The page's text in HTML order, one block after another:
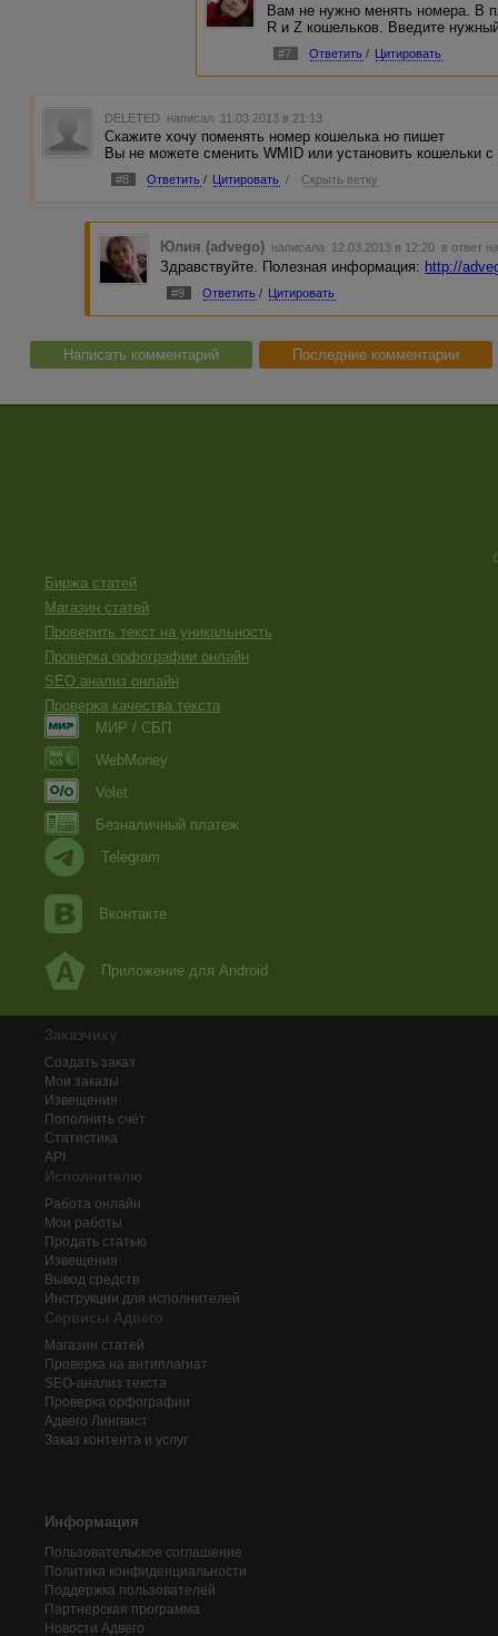
Вам не нужно менять номера. В
R и Z кошельков. Введите
#7 Ответить / Цитировать
DELETED написал 11.03.2013 в 21:13
Скажите хочу поменять номер кошелька но пишет
Вы не можете сменить WMID или установить кошельки с
#8 Ответить / Цитировать / Скрыть ветку
Юлия (advego) написала 12.03.2013 в 12:20 в ответ
Здравствуйте. Полезная информация: http://
#9 Ответить / Цитировать
Написать комментарий Последние комментарии
Биржа статей
Магазин статей
Проверить текст на уникальность
Проверка орфографии онлайн
SEO анализ онлайн
Проверка качества текста
МИР / СБП
WebMoney
Volet
Безналичный платеж
Telegram
Вконтакте
Приложение для Android
Заказчику
Создать заказ
Мои заказы
Извещения
Пополнить счёт
Статистика
API
Исполнителю
Работа онлайн
Мои работы
Продать статью
Извещения
Вывод средств
Инструкции для исполнителей
Сервисы Адвего
Магазин статей
Проверка на антиплагиат
SEO-анализ текста
Проверка орфографии
Адвего Лингвист
Заказ контента и услуг
Информация
Пользовательское соглашение
Политика конфиденциальности
Поддержка пользователей
Партнерская программа
Новости Адвего